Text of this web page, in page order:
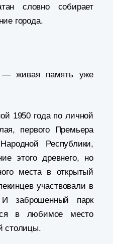
словно собирает
города.
— живая память уже
1950 года по личной
первого Премьера
Республики,
этого древнего, но
места в открытый
участвовали в
И заброшенный парк
в любимое место
столицы.